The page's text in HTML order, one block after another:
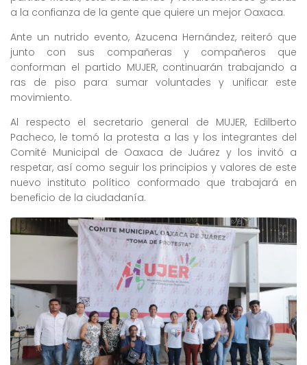
a la confianza de la gente que quiere un mejor Oaxaca.
Ante un nutrido evento, Azucena Hernández, reiteró que
junto con sus compañeras y compañeros que
conforman el partido MUJER, continuarán trabajando a
ras de piso para sumar voluntades y unificar este
movimiento.
Al respecto el secretario general de MUJER, Edilberto
Pacheco, le tomó la protesta a las y los integrantes del
Comité Municipal de Oaxaca de Juárez y los invitó a
respetar, así como seguir los principios y valores de este
nuevo instituto político conformado que trabajará en
beneficio de la ciudadanía.